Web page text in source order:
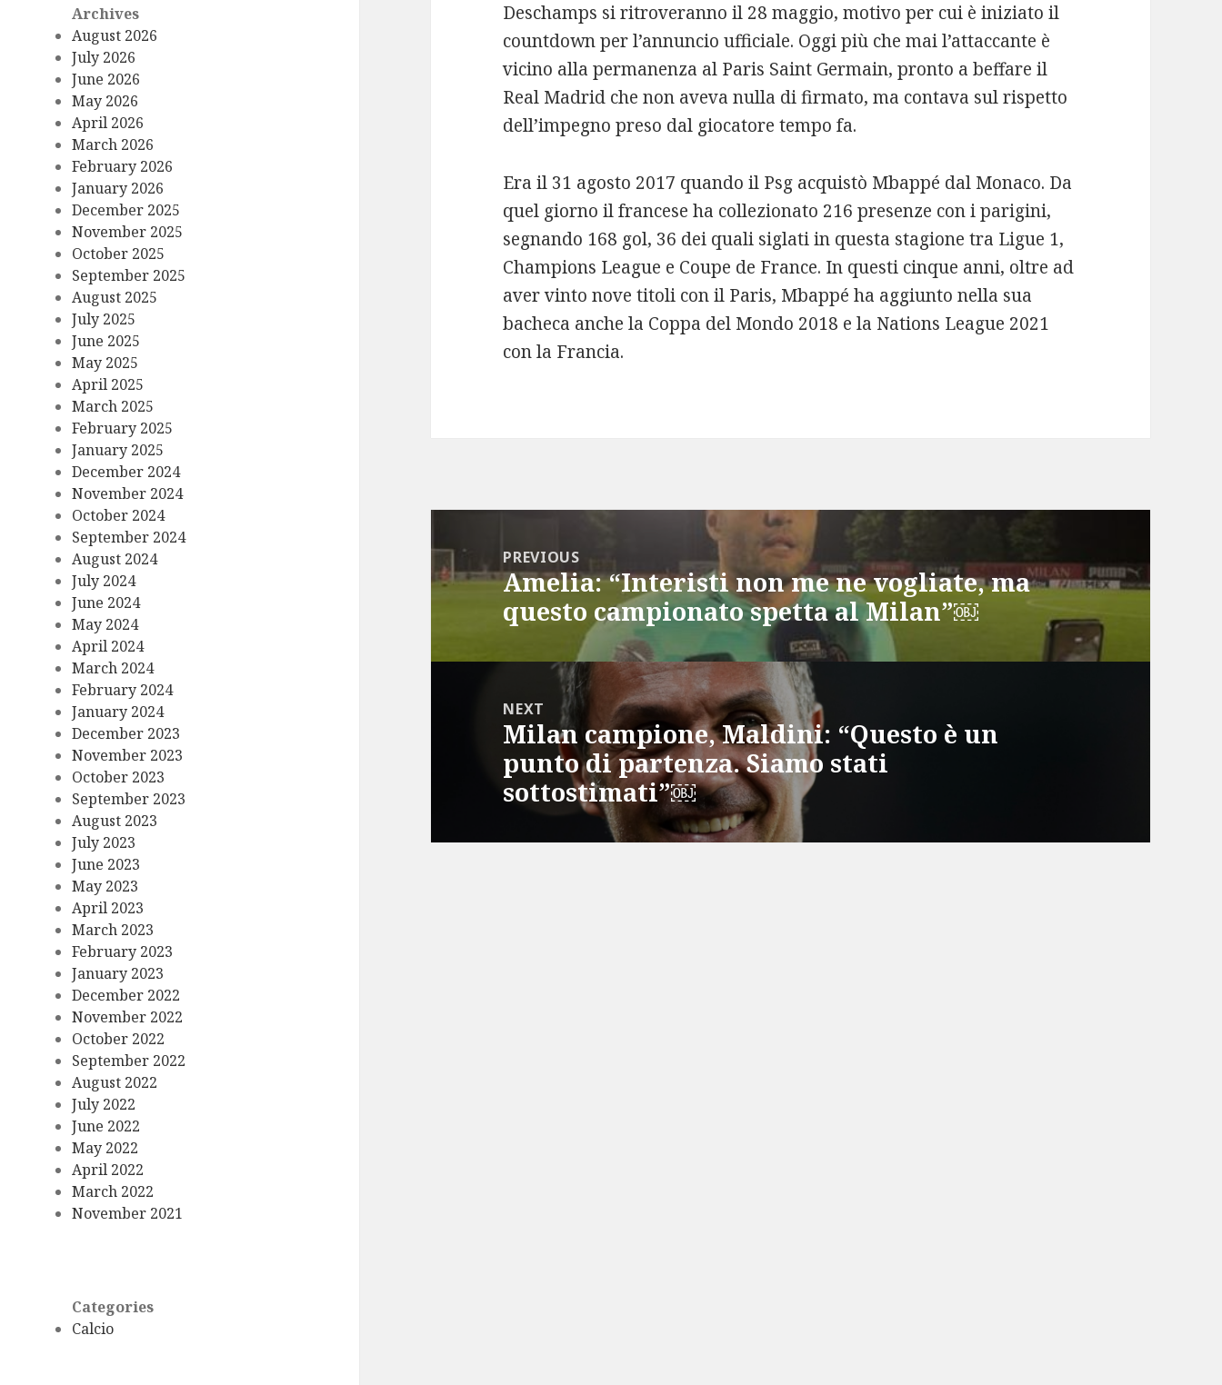
Archives
August 2026
July 2026
June 2026
May 2026
April 2026
March 2026
February 2026
January 2026
December 2025
November 2025
October 2025
September 2025
August 2025
July 2025
June 2025
May 2025
April 2025
March 2025
February 2025
January 2025
December 2024
November 2024
October 2024
September 2024
August 2024
July 2024
June 2024
May 2024
April 2024
March 2024
February 2024
January 2024
December 2023
November 2023
October 2023
September 2023
August 2023
July 2023
June 2023
May 2023
April 2023
March 2023
February 2023
January 2023
December 2022
November 2022
October 2022
September 2022
August 2022
July 2022
June 2022
May 2022
April 2022
March 2022
November 2021
Categories
Calcio
Deschamps si ritroveranno il 28 maggio, motivo per cui è iniziato il
countdown per l’annuncio ufficiale. Oggi più che mai l’attaccante è
vicino alla permanenza al Paris Saint Germain, pronto a beffare il
Real Madrid che non aveva nulla di firmato, ma contava sul rispetto
dell’impegno preso dal giocatore tempo fa.
Era il 31 agosto 2017 quando il Psg acquistò Mbappé dal Monaco. Da
quel giorno il francese ha collezionato 216 presenze con i parigini,
segnando 168 gol, 36 dei quali siglati in questa stagione tra Ligue 1,
Champions League e Coupe de France. In questi cinque anni, oltre ad
aver vinto nove titoli con il Paris, Mbappé ha aggiunto nella sua
bacheca anche la Coppa del Mondo 2018 e la Nations League 2021
con la Francia.
navigationPREVIOUS
Previous
post:
Amelia: “Interisti non me ne vogliate, ma
questo campionato spetta al Milan”￼
NEXT
Next
post:
Milan campione, Maldini: “Questo è un
punto di partenza. Siamo stati
sottostimati”￼